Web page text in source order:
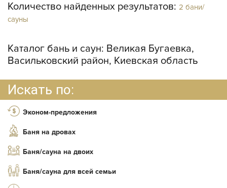
Количество найденных результатов: 2 бани/
сауны
Каталог бань и саун: Великая Бугаевка,
Васильковский район, Киевская область
Искать по:
Эконом-предложения
Баня на дровах
Баня/сауна на двоих
Баня/сауна для всей семьи